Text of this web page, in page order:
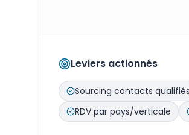
Leviers actionnés
Sourcing contacts qualifiés
RDV par pays/verticale